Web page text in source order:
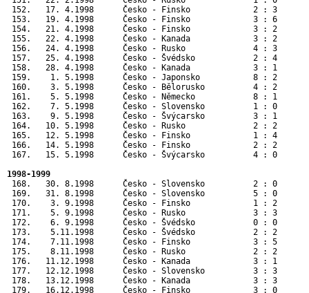
152.   17. 4.1998      Česko - Finsko             2 : 3
153.   19. 4.1998      Česko - Finsko             3 : 6
154.   21. 4.1998      Česko - Finsko             3 : 2
155.   22. 4.1998      Česko - Kanada             3 : 2
156.   24. 4.1998      Česko - Rusko              4 : 3
157.   25. 4.1998      Česko - Švédsko            2 : 4
158.   28. 4.1998      Česko - Kanada             3 : 1
159.    1. 5.1998      Česko - Japonsko
160.    3. 5.1998      Česko - Bělorusko
161.    5. 5.1998      Česko - Německo
162.    7. 5.1998      Česko - Slovensko
163.    9. 5.1998      Česko - Švýcarsko
164.   10. 5.1998      Česko - Rusko
165.   12. 5.1998      Česko - Finsko
166.   14. 5.1998      Česko - Finsko
167.   15. 5.1998      Česko - Švýcarsko
1998-1999
168.   30. 8.1998      Česko - Slovensko          2 : 0
169.   31. 8.1998      Česko - Slovensko          5 : 0
170.    3. 9.1998      Česko - Finsko             1 : 2
171.    5. 9.1998      Česko - Rusko              3 : 3
172.    6. 9.1998      Česko - Švédsko            0 : 0
173.    5.11.1998      Česko - Švédsko            2 : 2
174.    7.11.1998      Česko - Finsko             3 : 5
175.    8.11.1998      Česko - Rusko              2 : 2
176.   11.12.1998      Česko - Kanada             3 : 1
177.   12.12.1998      Česko - Slovensko          3 : 3
178.   13.12.1998      Česko - Kanada             3 : 3
179.   16.12.1998      Česko - Finsko             3 : 0